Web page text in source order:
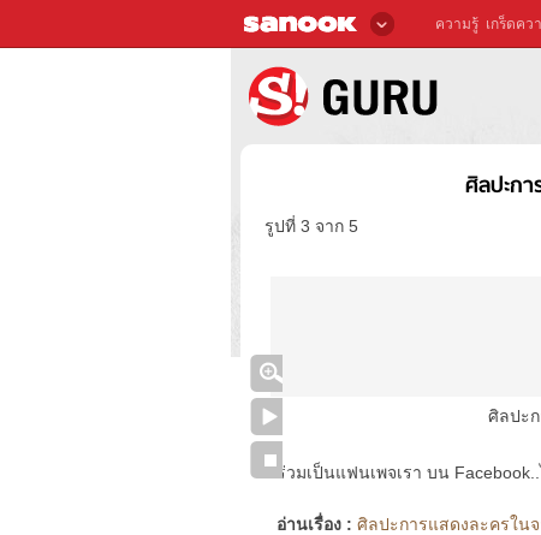
ความรู้ เกร็ดคว
ศิลปะก
รูปที่ 3 จาก 5
ศิลปะ
ร่วมเป็นแฟนเพจเรา บน
อ่านเรื่อง : ศิลปะการแสดงละครใน